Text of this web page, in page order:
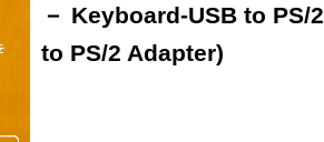
－ Keyboard-USB to
to PS/2 Adapter)